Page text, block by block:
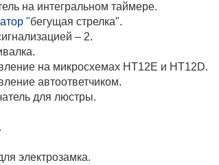
на интегральном таймере.
"бегущая стрелка".
– 2.
на микросхемах НТ12Е и НТ12D.
автоответчиком.
для люстры.
электрозамка.